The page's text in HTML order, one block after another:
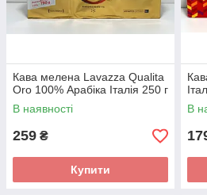
Кава мелена Lavazza Qualita
Oro 100% Арабіка Італія 250 г
В наявності
259 ₴
Купити
В